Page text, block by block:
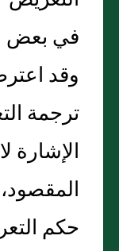
في بعض
وقد
ترجمة
الإشارة
حكم